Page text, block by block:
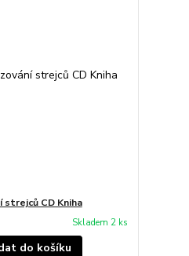
CD Kniha
Skladem 2 ks
do košíku